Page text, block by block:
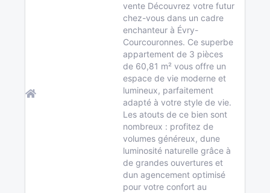
vente Découvrez votre futur
chez-vous dans un cadre
enchanteur à Évry-
Courcouronnes. Ce superbe
appartement de 3 pièces
de 60,81 m² vous offre un
espace de vie moderne et
lumineux, parfaitement
adapté à votre style de vie.
Les atouts de ce bien sont
nombreux : profitez de
volumes généreux, dune
luminosité naturelle grâce à
de grandes ouvertures et
dun agencement optimisé
pour votre confort au